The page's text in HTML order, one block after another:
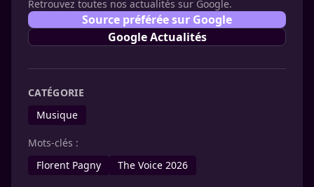
Retrouvez toutes nos actualités sur Google.
Source préférée sur Google
Google Actualités
CATÉGORIE
Musique
Mots-clés :
Florent Pagny
The Voice 2026